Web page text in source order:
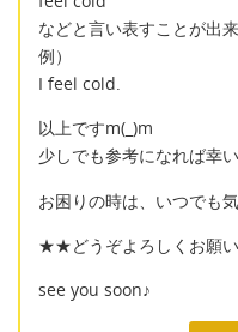
などと言い表すことが出来
例）
I feel cold.
以上ですm(_)m
少しでも参考になれば幸
お困りの時は、いつでも
★★どうぞよろしくお願
see you soon♪